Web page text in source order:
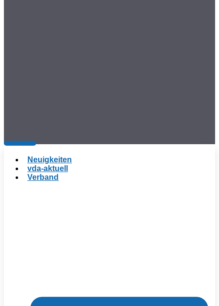
Neuigkeiten
vda-aktuell
Verband